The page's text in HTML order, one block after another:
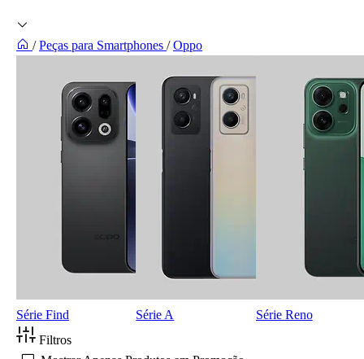
/ Peças para Smartphones / Oppo
Série Find Série A
Série Reno
Filtros